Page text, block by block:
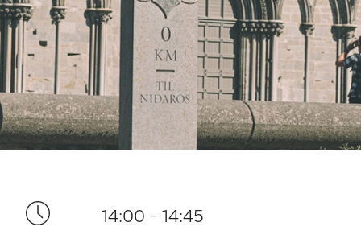
Ditt besøk
Musikk 14:00 - 14:45